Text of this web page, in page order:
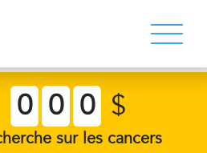
0 0 0 $
sur les cancers